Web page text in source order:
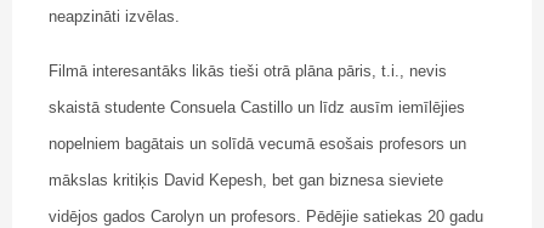
neapzināti izvēlas.
Filmā interesantāks likās tieši otrā plāna pāris, t.i., nevis
skaistā studente Consuela Castillo un līdz ausīm iemīlējies
nopelniem bagātais un solīdā vecumā esošais profesors un
mākslas kritiķis David Kepesh, bet gan biznesa sieviete
vidējos gados Carolyn un profesors. Pēdējie satiekas 20 gadu